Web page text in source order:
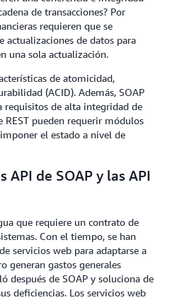
de transacciones? Por
requieren que se
actualizaciones de datos para
una sola actualización.
de atomicidad,
(ACID). Además, SOAP
requisitos de alta integridad de
REST pueden requerir módulos
el estado a nivel de
API de SOAP y las API
que requiere un contrato de
Con el tiempo, se han
servicios web para adaptarse a
generan gastos generales
después de SOAP y soluciona de
deficiencias. Los servicios web